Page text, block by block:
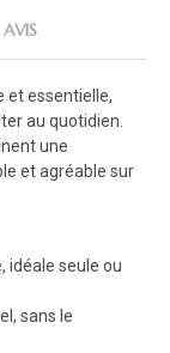
AVIS
et essentielle,
au quotidien.
une
et agréable sur
idéale seule ou
sans le